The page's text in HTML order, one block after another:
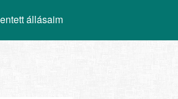
állásaim